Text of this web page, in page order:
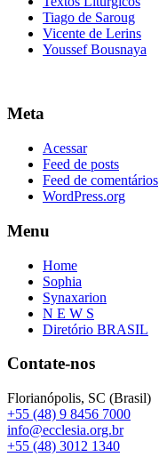
Tiago de Saroug
Vicente de Lerins
Youssef Bousnaya
Meta
Acessar
Feed de posts
Feed de comentários
WordPress.org
Menu
Home
Sophia
Synaxarion
N E W S
Diretório BRASIL
Contate-nos
Florianópolis, SC (Brasil)
+55 (48) 9 8456 7000
info@ecclesia.org.br
+55 (48) 3012 1340